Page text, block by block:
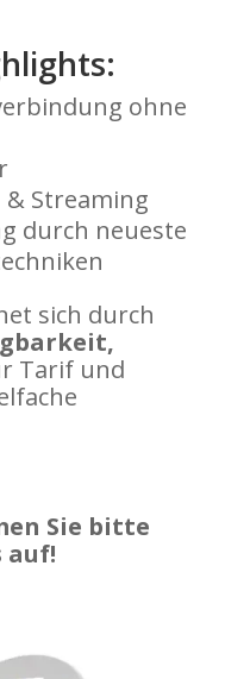
ohne
Streaming
durch neueste
sich durch
Tarif und
Sie bitte
auf!